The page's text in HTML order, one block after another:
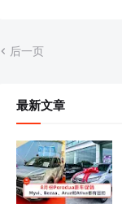
后一页
最新文章